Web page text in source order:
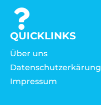
QUICKLINKS
Über uns
Datenschutzerkärung
Impressum